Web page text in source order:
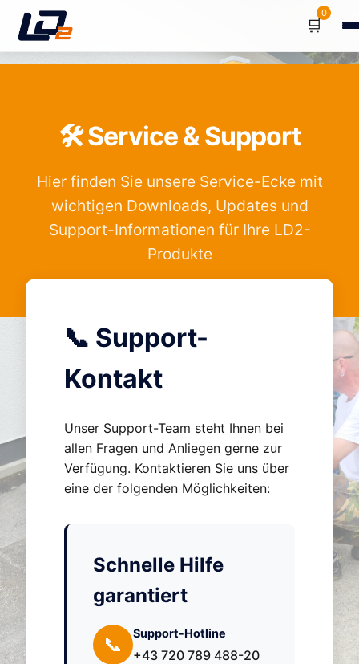
🛒
0
🛠️ Service & Support
Hier finden Sie unsere Service-Ecke mit
wichtigen Downloads, Updates und
Support-Informationen für Ihre LD2-
Produkte
📞 Support-
Kontakt
Unser Support-Team steht Ihnen bei
allen Fragen und Anliegen gerne zur
Verfügung. Kontaktieren Sie uns über
eine der folgenden Möglichkeiten:
Schnelle Hilfe
garantiert
📞 Support-Hotline
+43 720 789 488-20